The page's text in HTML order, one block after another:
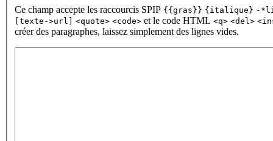
Ce champ accepte les raccourcis SPIP {{gras}} {italique} -
[texte->url] <quote> <code> et le code HTML <q> <del>
créer des paragraphes, laissez simplement des lignes vides.